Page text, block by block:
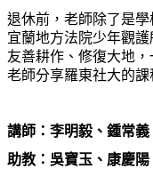
退休前，老師除了是
宜蘭地方法院少年觀
友善耕作、修復大地
老師分享羅東社大的
講師：李明毅、鍾常
助教：吳寶玉、康慶